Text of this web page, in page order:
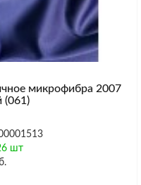
микрофибра 2007
(061)
шт